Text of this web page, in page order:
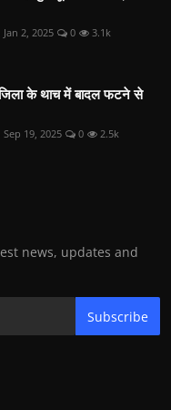
Jan 2, 2025 0 3.1k
जिला के थाच में बादल फटने से
Sep 19, 2025 0 2.5k
news, updates and
Subscribe